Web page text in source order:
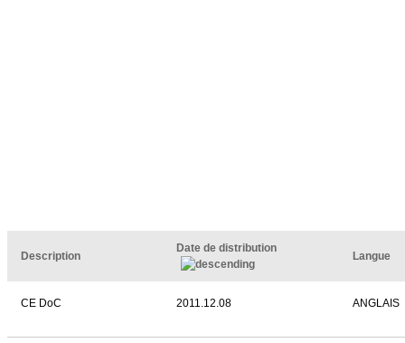
Description
Date de distribution
Langue
CE DoC 2011.12.08 ANGLAIS